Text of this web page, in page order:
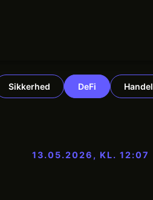
Sikkerhed DeFi Handel
13.05.2026, KL. 12:07